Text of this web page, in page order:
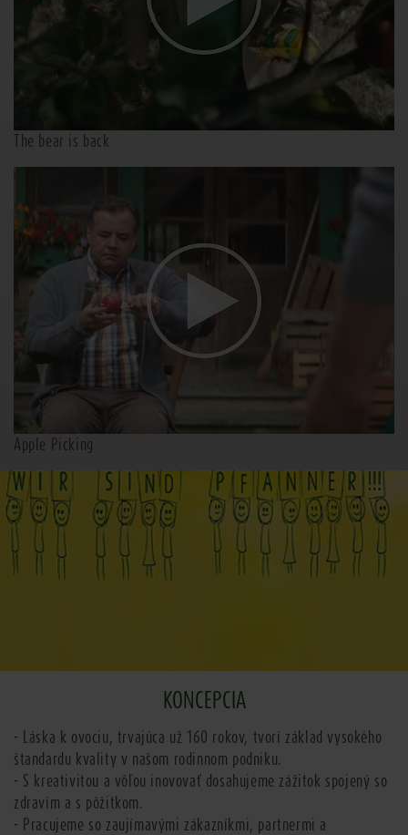
The bear is back
Apple Picking
KONCEPCIA
- Láska k ovociu, trvajúca už 160 rokov, tvorí základ vysokého
štandardu kvality v našom rodinnom podniku.
- S kreativitou a vôľou inovovať dosahujeme zážitok spojený so
zdravím a s pôžitkom.
- Pracujeme so zaujímavými zákazníkmi, partnermi a